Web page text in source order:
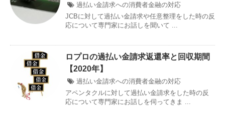
過払い金請求への消費者金融の対応
JCBに対して過払い金請求や任意整理をした時の反
応について専門家にお話しを聞いて ...
ロプロの過払い金請求返還率と回収期間
【2020年】
過払い金請求への消費者金融の対応
アペンタクルに対して過払い金請求をした時の反
応について専門家にお話しを伺ってきま ...